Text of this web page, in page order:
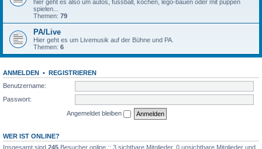
hier geht es also um autos, fussball, kochen, lego-bauen oder mit puppen
spielen...
Themen: 79
PA/Live
Hier geht es um Livemusik auf der Bühne und PA.
Themen: 6
ANMELDEN • REGISTRIEREN
Benutzername:
Passwort:
Angemeldet bleiben
WER IST ONLINE?
Insgesamt sind 245 Besucher online :: 3 sichtbare Mitglieder, 0 unsichtbare Mitglieder und